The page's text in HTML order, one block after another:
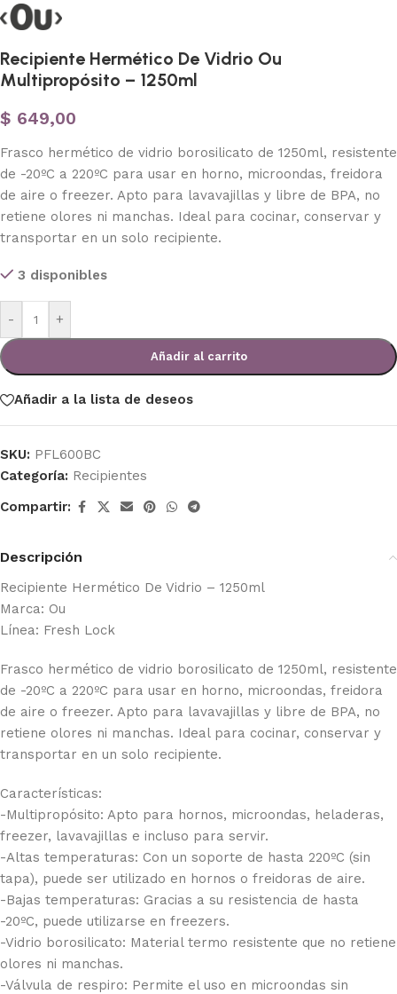
Recipiente Hermético De Vidrio Ou
Multipropósito – 1250ml
$ 649,00
Frasco hermético de vidrio borosilicato de 1250ml, resistente
de -20ºC a 220ºC para usar en horno, microondas, freidora
de aire o freezer. Apto para lavavajillas y libre de BPA, no
retiene olores ni manchas. Ideal para cocinar, conservar y
transportar en un solo recipiente.
3 disponibles
- +
Añadir al carrito
Añadir a la lista de deseos
SKU: PFL600BC
Categoría: Recipientes
Compartir:
Descripción
Recipiente Hermético De Vidrio – 1250ml
Marca: Ou
Línea: Fresh Lock
Frasco hermético de vidrio borosilicato de 1250ml, resistente
de -20ºC a 220ºC para usar en horno, microondas, freidora
de aire o freezer. Apto para lavavajillas y libre de BPA, no
retiene olores ni manchas. Ideal para cocinar, conservar y
transportar en un solo recipiente.
Características:
-Multipropósito: Apto para hornos, microondas, heladeras,
freezer, lavavajillas e incluso para servir.
-Altas temperaturas: Con un soporte de hasta 220ºC (sin
tapa), puede ser utilizado en hornos o freidoras de aire.
-Bajas temperaturas: Gracias a su resistencia de hasta
-20ºC, puede utilizarse en freezers.
-Vidrio borosilicato: Material termo resistente que no retiene
olores ni manchas.
-Válvula de respiro: Permite el uso en microondas sin